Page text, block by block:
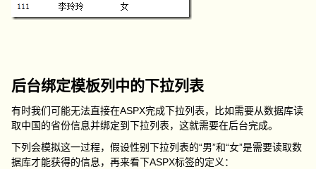
后台绑定模板列中的下拉列表
有时我们可能无法直接在ASPX完成下拉列表，比如需要从数据库读
取中国的省份信息并绑定到下拉列表，这就需要在后台完成。
下列会模拟这一过程，假设性别下拉列表的“男”和“女”是需要读取数
据库才能获得的信息，再来看下ASPX标签的定义：